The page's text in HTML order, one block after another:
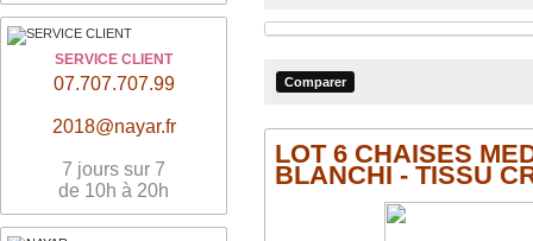
SERVICE CLIENT
07.707.707.99
2018@nayar.fr
7 jours sur 7
de 10h à 20h
LOT 6 CHAISES
BLANCHI - TISSU